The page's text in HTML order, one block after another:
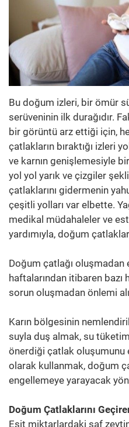
Bu doğum izleri, bir ömür
serüveninin ilk durağıdır.
bir görüntü arz ettiği için,
çatlakların bıraktığı izleri
ve karnın genişlemesiyle
yol yol yarık ve çizgiler
çatlaklarını gidermenin
çeşitli yolları var elbette.
medikal müdahaleler ve
yardımıyla, doğum
Doğum çatlağı oluşmadan
haftalarından itibaren
sorun oluşmadan önlemi
Karın bölgesinin
suyla duş almak, su
önerdiği çatlak oluşumunu
olarak kullanmak, doğum
engellemeye yarayacak
Doğum Çatlaklarını
Eşit miktarlardaki saf